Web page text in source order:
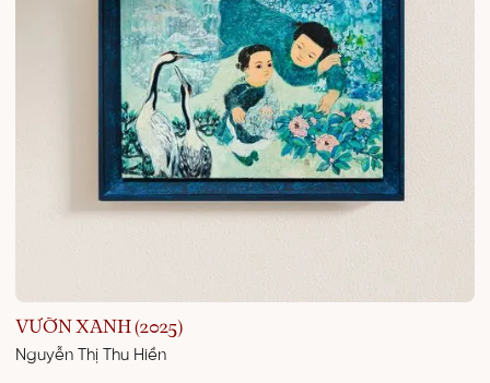
VƯỜN XANH (2025)
Nguyễn Thị Thu Hiền